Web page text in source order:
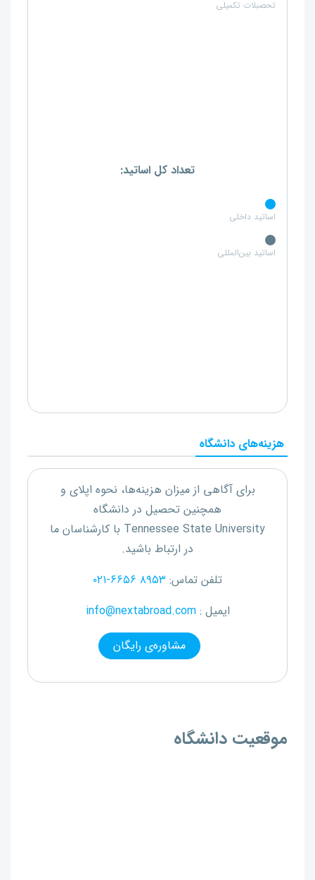
تحصبلات تکمیلی
تعداد کل اساتید:
اساتید داخلی
اساتید بین‌المللی
هزینه‌های دانشگاه
برای آگاهی از میزان هزینه‌ها، نحوه اپلای و
همچنین تحصیل در دانشگاه
Tennessee State University با کارشناسان ما
در ارتباط باشید.
تلفن تماس: ۰۲۱-۶۶۵۶ ۸۹۵۳
ایمیل :info@nextabroad.com
مشاوره‌ی رایگان
موقعیت دانشگاه